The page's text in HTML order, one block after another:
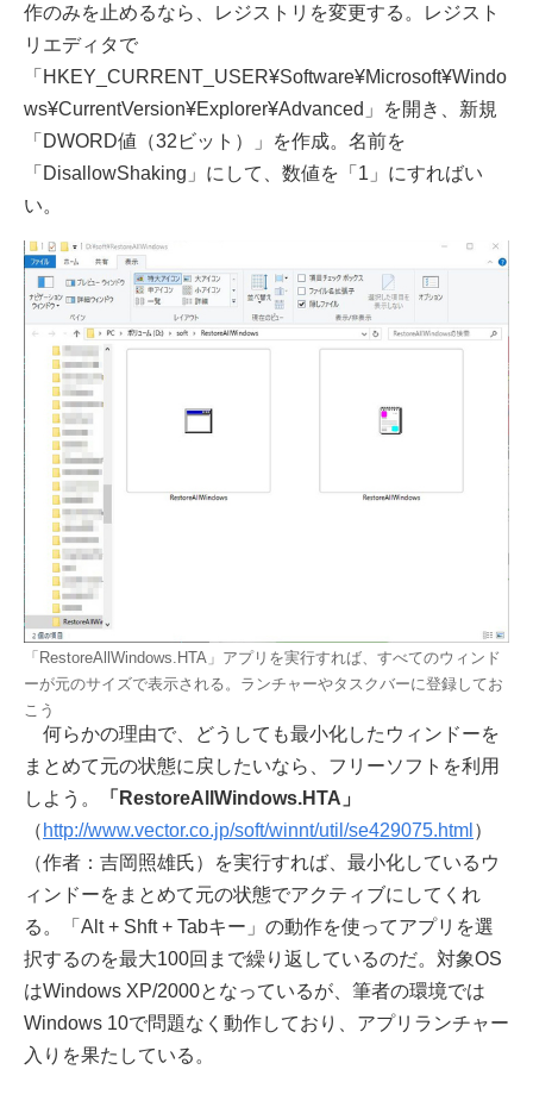
作のみを止めるなら、レジストリを変更する。レジスト
リエディタで
「HKEY_CURRENT_USER¥Software¥Microsoft¥Windo
ws¥CurrentVersion¥Explorer¥Advanced」を開き、新規
「DWORD値（32ビット）」を作成。名前を
「DisallowShaking」にして、数値を「1」にすればい
い。
「RestoreAllWindows.HTA」アプリを実行すれば、すべてのウィンド
ーが元のサイズで表示される。ランチャーやタスクバーに登録してお
こう
何らかの理由で、どうしても最小化したウィンドーを
まとめて元の状態に戻したいなら、フリーソフトを利用
しよう。
「RestoreAllWindows.HTA」
（ http://www.vector.co.jp/soft/winnt/util/se429075.html ）
（作者：吉岡照雄氏）を実行すれば、最小化しているウ
ィンドーをまとめて元の状態でアクティブにしてくれ
る。「Alt + Shft + Tabキー」の動作を使ってアプリを選
択するのを最大100回まで繰り返しているのだ。対象OS
はWindows XP/2000となっているが、筆者の環境では
Windows 10で問題なく動作しており、アプリランチャー
入りを果たしている。